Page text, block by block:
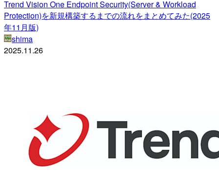
Trend Vision One Endpoint Security(Server & Workload
Protection)を新規構築するまでの流れをまとめてみた(2025
年11月版)
shima
2025.11.26